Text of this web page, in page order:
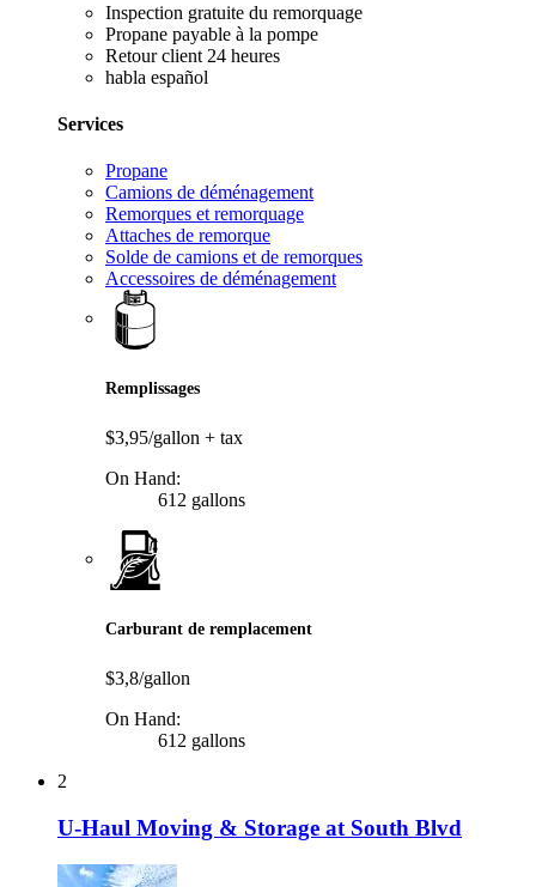
Inspection gratuite du remorquage
Propane payable à la pompe
Retour client 24 heures
habla español
Services
Propane
Camions de déménagement
Remorques et remorquage
Attaches de remorque
Solde de camions et de remorques
Accessoires de déménagement
Remplissages
$3,95/gallon + tax
On Hand:
612 gallons
Carburant de remplacement
$3,8/gallon
On Hand:
612 gallons
2
U-Haul Moving & Storage at South Blvd